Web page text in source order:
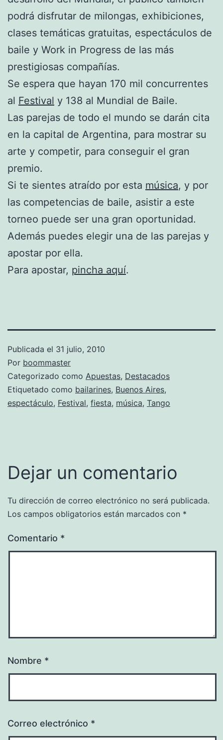
podrá disfrutar de milongas, exhibiciones,
clases temáticas gratuitas, espectáculos de
baile y Work in Progress de las más
prestigiosas compañías.
Se espera que hayan 170 mil concurrentes
al Festival y 138 al Mundial de Baile.
Las parejas de todo el mundo se darán cita
en la capital de Argentina, para mostrar su
arte y competir, para conseguir el gran
premio.
Si te sientes atraído por esta música, y por
las competencias de baile, asistir a este
torneo puede ser una gran oportunidad.
Además puedes elegir una de las parejas y
apostar por ella.
Para apostar, pincha aquí.
Publicada el 31 julio, 2010
Por boommaster
Categorizado como Apuestas, Destacados
Etiquetado como bailarines, Buenos Aires,
espectáculo, Festival, fiesta, música, Tango
Dejar un comentario
Tu dirección de correo electrónico no será publicada.
Los campos obligatorios están marcados con *
Comentario *
Nombre *
Correo electrónico *